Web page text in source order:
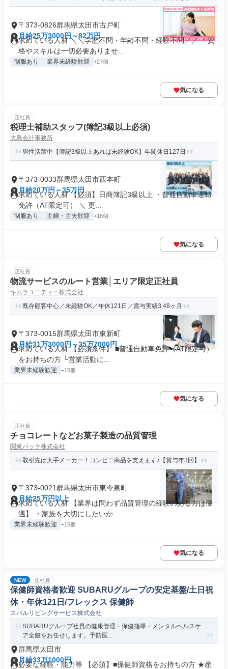
〒373-0826群馬県太田市古戸町
月給25万3000円～82万円
求めている人材 ＼＼学歴不問・年齢不問・経験不問／／ ＊資
格やスキルは一切必要ありませ...
制服あり 業界未経験歓迎 +27個
気になる
正社員
税理士補助スタッフ(簿記3級以上必須)
大島会計事務所
男性活躍中【簿記3級以上あれば未経験OK】年間休日127日
〒373-0033群馬県太田市西本町
月給20万円～35万円
求めている人材 【必須】日商簿記3級以上 ・普通自動車運転
免許（AT限定可） ＼ 更...
制服あり 主婦・主夫歓迎 +18個
気になる
正社員
物流サービスのルート営業│エリア限定正社員
キムラユニティー株式会社
既存顧客中心／未経験OK／年休121日／賞与実績3.48ヶ月
〒373-0015群馬県太田市東新町
月給31万3000円～35万7000円
求めている人材 【必須条件】 ■普通自動車免許（AT限定可）
をお持ちの方 └営業活動に...
業界未経験歓迎 +15個
気になる
正社員
チョコレートなどお菓子製造の品質管理
関東パック株式会社
取引先は大手メーカー！コンビニ商品を支えます♪【賞与年3回】
〒373-0021群馬県太田市東今泉町
月給25万円以上
求めている人材 【業界は問わず品質管理の経験のある方は優
遇】 ・家族を大切にしたいか...
業界未経験歓迎 +15個
気になる
NEW 正社員
保健師資格者歓迎 SUBARUグループの安定基盤/土日祝
休・年休121日/フレックス 保健師
スバルリビングサービス株式会社
SUBARUグループ社員の健康管理・保健指導・メンタルヘルスケ
ア全般をお任せします。予防医...
群馬県太田市
月給33万1000円
必要な経験・能力等 【必須】■保健師資格をお持ちの方 ★産